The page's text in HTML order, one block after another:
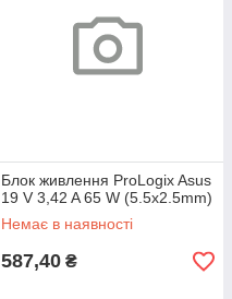
Блок живлення ProLogix Asus
19 V 3,42 A 65 W (5.5х2.5mm)
Немає в наявності
587,40 ₴